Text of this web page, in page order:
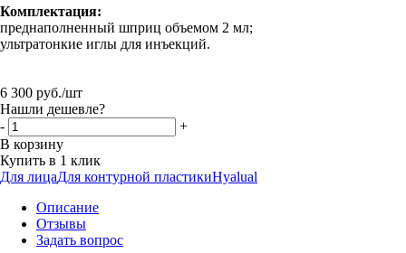
Комплектация:
преднаполненный шприц объемом 2 мл;
ультратонкие иглы для инъекций.
6 300 руб./шт
Нашли дешевле?
-
+
В корзину
Купить в 1 клик
Для лицаДля контурной пластикиHyalual
Описание
Отзывы
Задать вопрос